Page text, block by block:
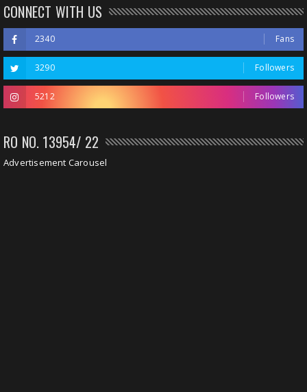
CONNECT WITH US
2340 Fans
3290 Followers
5212 Followers
RO NO. 13954/ 22
Advertisement Carousel